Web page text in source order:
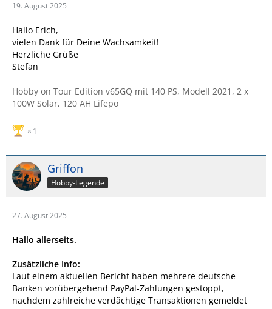
19. August 2025
Hallo Erich,
vielen Dank für Deine Wachsamkeit!
Herzliche Grüße
Stefan
Hobby on Tour Edition v65GQ mit 140 PS, Modell 2021, 2 x
100W Solar, 120 AH Lifepo
1
Griffon
Hobby-Legende
27. August 2025
Hallo allerseits.
Zusätzliche Info:
Laut einem aktuellen Bericht haben mehrere deutsche
Banken vorübergehend PayPal-Zahlungen gestoppt,
nachdem zahlreiche verdächtige Transaktionen gemeldet